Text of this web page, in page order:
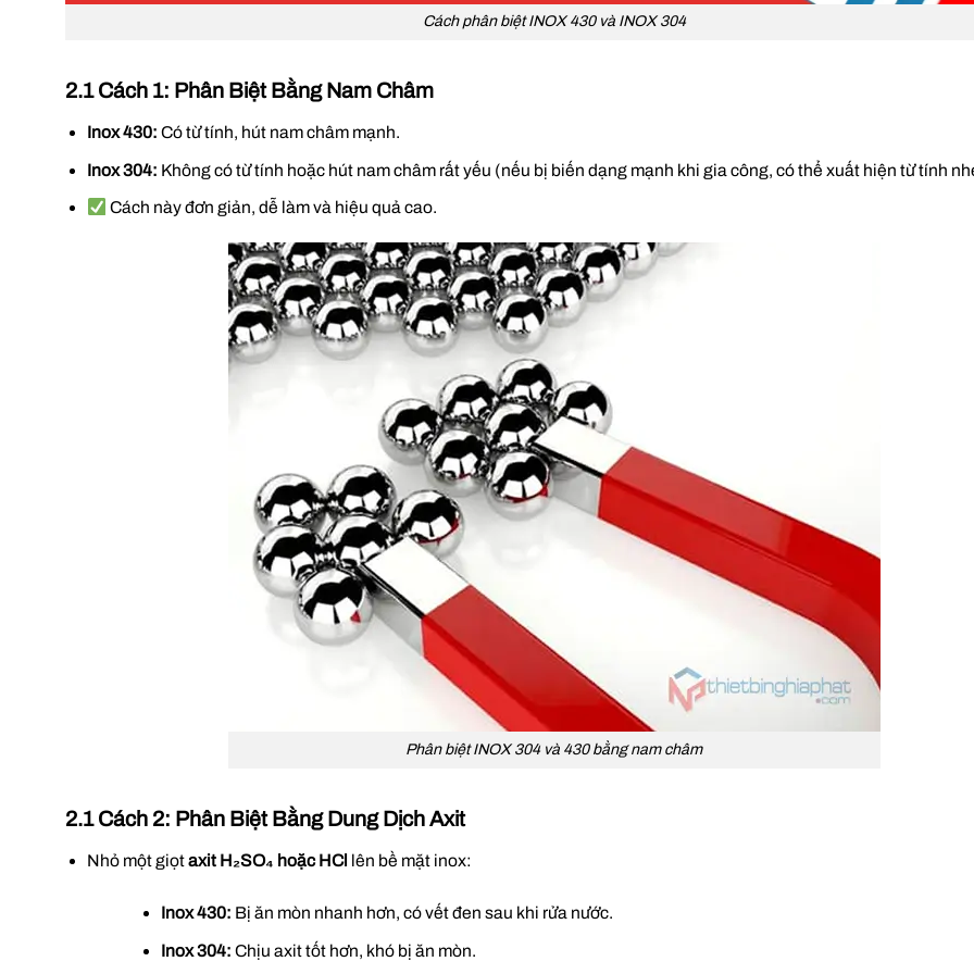
Cách phân biệt INOX 430 và INOX 304
2.1 Cách 1: Phân Biệt Bằng Nam Châm
Inox 430: Có từ tính, hút nam châm mạnh.
Inox 304: Không có từ tính hoặc hút nam châm rất yếu (nếu bị biến dạng mạnh khi gia công, có thể xuất hiện từ tính
Cách này đơn giản, dễ làm và hiệu quả cao.
Phân biệt INOX 304 và 430 bằng nam châm
2.1 Cách 2: Phân Biệt Bằng Dung Dịch Axit
Nhỏ một giọtaxit H₂SO₄ hoặc HCl lên bề mặt inox:
Inox 430: Bị ăn mòn nhanh hơn, có vết đen sau khi rửa nước.
Inox 304: Chịu axit tốt hơn, khó bị ăn mòn.